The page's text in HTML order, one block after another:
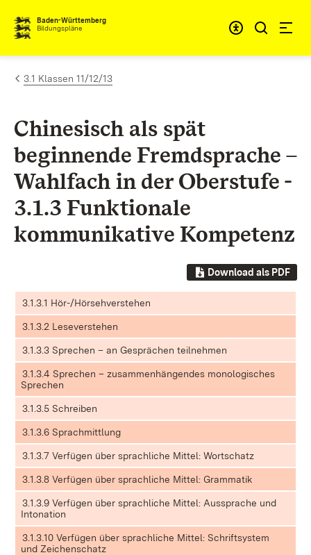
Zum Inhalt springen
Baden-Württemberg
Bildungspläne
3.1 Klassen 11/12/13
Chinesisch als spät
beginnende Fremdsprache –
Wahlfach in der Oberstufe -
3.1.3 Funktionale
kommunikative Kompetenz
Download als PDF
3.1.3.1 Hör-/Hörsehverstehen
3.1.3.2 Leseverstehen
3.1.3.3 Sprechen – an Gesprächen teilnehmen
3.1.3.4 Sprechen – zusammenhängendes monologisches
Sprechen
3.1.3.5 Schreiben
3.1.3.6 Sprachmittlung
3.1.3.7 Verfügen über sprachliche Mittel: Wortschatz
3.1.3.8 Verfügen über sprachliche Mittel: Grammatik
3.1.3.9 Verfügen über sprachliche Mittel: Aussprache und
Intonation
3.1.3.10 Verfügen über sprachliche Mittel: Schriftsystem
und Zeichen​schatz